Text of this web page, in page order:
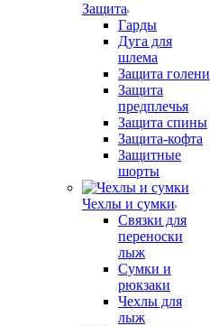
Защита
Гарды
Дуга для
шлема
Защита голени
Защита
предплечья
Защита спины
Защита-кофта
Защитные
шорты
Чехлы и сумки
Связки для
переноски
лыж
Сумки и
рюкзаки
Чехлы для
лыж